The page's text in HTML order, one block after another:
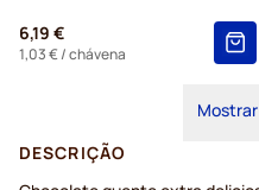
6,19 €
1,03 €/ chávena
DESCRIÇÃO